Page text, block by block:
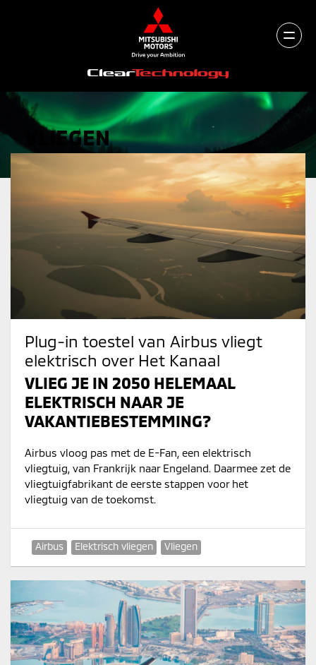
VLIEGEN
Plug-in toestel van Airbus vliegt
elektrisch over Het Kanaal
VLIEG JE IN 2050 HELEMAAL
ELEKTRISCH NAAR JE
VAKANTIEBESTEMMING?
Airbus vloog pas met de E-Fan, een elektrisch
vliegtuig, van Frankrijk naar Engeland. Daarmee zet de
vliegtuigfabrikant de eerste stappen voor het
vliegtuig van de toekomst.
Airbus Elektrisch vliegen Vliegen